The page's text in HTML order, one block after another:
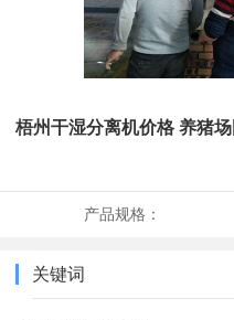
梧州干湿分离机价格 养猪
产品规格：
关键词